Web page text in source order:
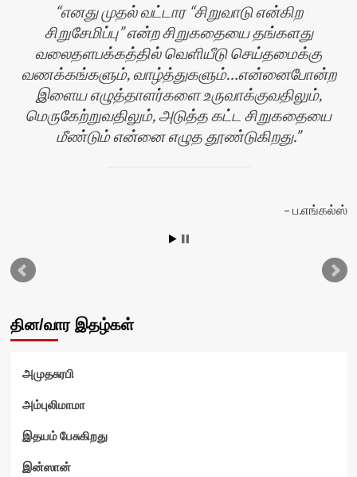
எனது முதல் வட்டார “சிறுவாடு என்கிற
சிறுசேமிப்பு” என்ற சிறுகதையை தங்களது
வலைதளபக்கத்தில் வெளியீடு செய்தமைக்கு
வணக்கங்களும், வாழ்த்துகளும்…என்னைபோன்ற
இளைய எழுத்தாளர்களை உருவாக்குவதிலும்,
மெருகேற்றுவதிலும், அடுத்த கட்ட சிறுகதையை
மீண்டும் என்னை எழுத தூண்டுகிறது.
ப.எங்கல்ஸ்
தின/வார இதழ்கள்
அமுதசுரபி
அம்புலிமாமா
இதயம் பேசுகிறது
இன்ஸான்